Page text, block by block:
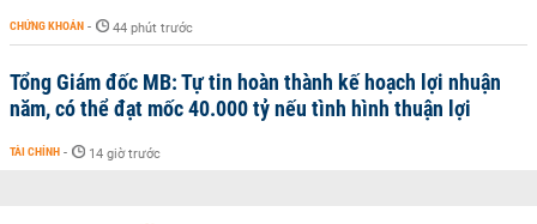
CHỨNG KHOÁN - 44 phút trước
Tổng Giám đốc MB: Tự tin hoàn thành kế hoạch lợi nhuận
năm, có thể đạt mốc 40.000 tỷ nếu tình hình thuận lợi
TÀI CHÍNH - 14 giờ trước